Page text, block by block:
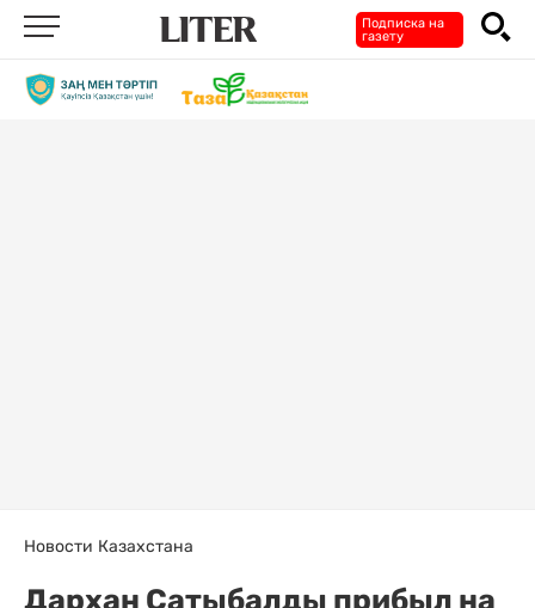
Подписка на
газету
Новости Казахстана
Дархан Сатыбалды прибыл на